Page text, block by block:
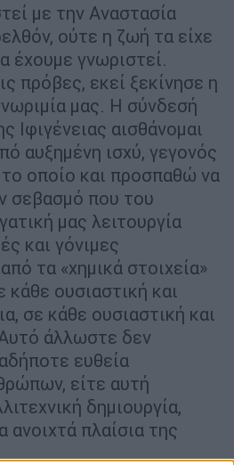
με την Αναστασία
ούτε η ζωή τα είχε
έχουμε γνωριστεί.
πρόβες, εκεί ξεκίνησε η
μας. Η σύνδεσή
Ιφιγένειας αισθάνομαι
αυξημένη ισχύ, γεγονός
οποίο και προσπαθώ να
σεβασμό που του
μας λειτουργία
και γόνιμες
τα «χημικά στοιχεία»
ουσιαστική και
σε κάθε ουσιαστική και
Αυτό άλλωστε δεν
ευθεία
είτε αυτή
δημιουργία,
ανοιχτά πλαίσια της